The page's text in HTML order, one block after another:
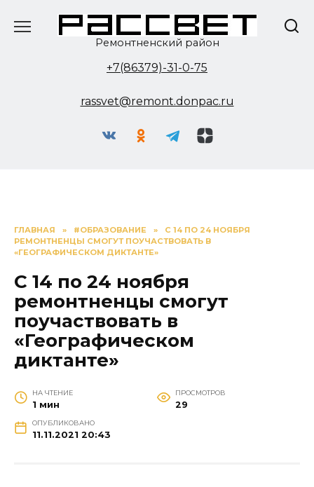
Ремонтненский район
+7(86379)-31-0-75
rassvet@remont.donpac.ru
ГЛАВНАЯ » #ОБРАЗОВАНИЕ »
С 14 ПО 24 НОЯБРЯ
РЕМОНТНЕНЦЫ СМОГУТ ПОУЧАСТВОВАТЬ В
«ГЕОГРАФИЧЕСКОМ ДИКТАНТЕ»
С 14 по 24 ноября
ремонтненцы смогут
поучаствовать в
«Географическом
диктанте»
НА ЧТЕНИЕ
1 мин
ПРОСМОТРОВ
29
ОПУБЛИКОВАНО
11.11.2021 20:43